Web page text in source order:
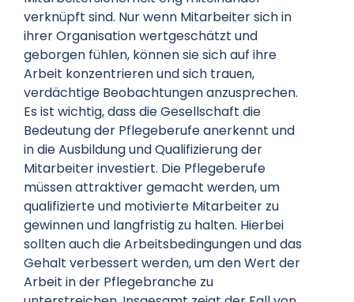
verknüpft sind. Nur wenn Mitarbeiter sich in
ihrer Organisation wertgeschätzt und
geborgen fühlen, können sie sich auf ihre
Arbeit konzentrieren und sich trauen,
verdächtige Beobachtungen anzusprechen.
Es ist wichtig, dass die Gesellschaft die
Bedeutung der Pflegeberufe anerkennt und
in die Ausbildung und Qualifizierung der
Mitarbeiter investiert. Die Pflegeberufe
müssen attraktiver gemacht werden, um
qualifizierte und motivierte Mitarbeiter zu
gewinnen und langfristig zu halten. Hierbei
sollten auch die Arbeitsbedingungen und das
Gehalt verbessert werden, um den Wert der
Arbeit in der Pflegebranche zu